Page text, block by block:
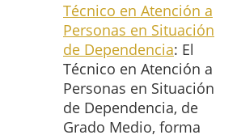
Técnico en Atención a
Personas en Situación
de Dependencia: El
Técnico en Atención a
Personas en Situación
de Dependencia, de
Grado Medio, forma